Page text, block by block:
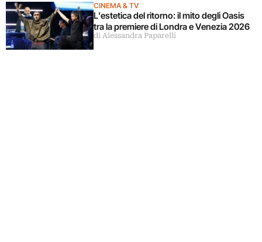
CINEMA & TV
L’estetica del ritorno: il mito degli Oasis
tra la premiere di Londra e Venezia 2026
di Alessandra Paparelli